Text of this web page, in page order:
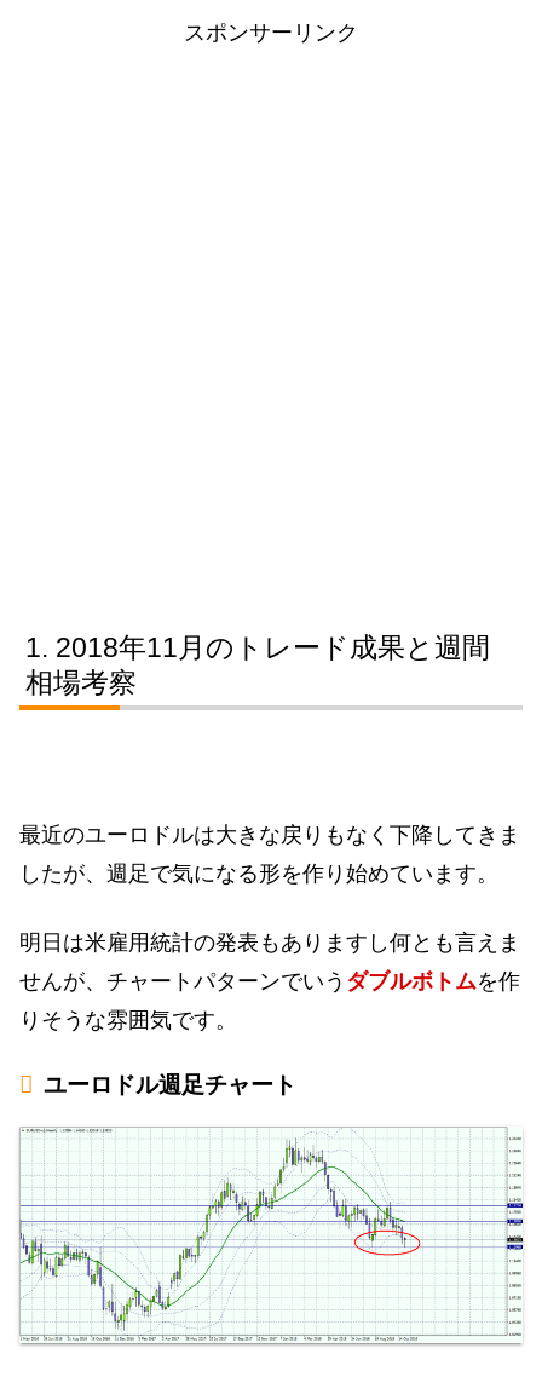
スポンサーリンク
2018年11月のトレード成果と週間
相場考察
最近のユーロドルは大きな戻りもなく下降してきま
したが、週足で気になる形を作り始めています。
明日は米雇用統計の発表もありますし何とも言えま
せんが、チャートパターンでいう ダブルボトムを作
りそうな雰囲気です。
ユーロドル週足チャート